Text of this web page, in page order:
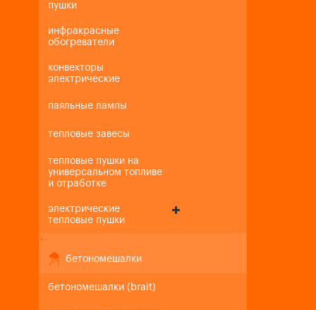
пушки
инфракрасные
обогреватели
конвекторы
электрические
паяльные лампы
тепловые завесы
тепловые пушки на
универсальном топливе
и отработке
электрические
тепловые пушки
+-
бетономешалки
бетономешалки (brait)